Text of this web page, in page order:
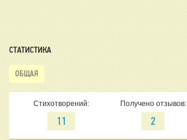
СТАТИСТИКА
ОБЩАЯ
Стихотворений:
11
Получено отзывов:
2